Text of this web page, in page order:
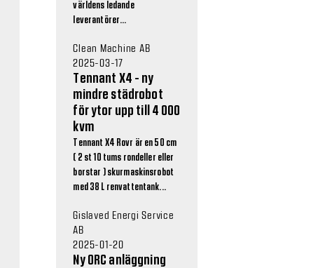
världens ledande
leverantörer...
Clean Machine AB
2025-03-17
Tennant X4 - ny
mindre städrobot
för ytor upp till 4 000
kvm
Tennant X4 Rovr är en 50 cm
( 2 st 10 tums rondeller eller
borstar ) skurmaskinsrobot
med 38 L renvattentank...
Gislaved Energi Service
AB
2025-01-20
Ny ORC anläggning